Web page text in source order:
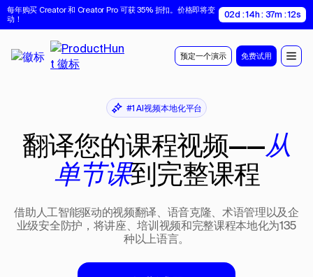
每年购买 Creator 和 Creator Pro 可获 35% 折扣。价格即将变
动！
02d : 14h : 37m : 11s
预定一个演示 免费试用
#1 AI视频本地化平台
翻译您的课程视频——从
单节课到完整课程
借助人工智能驱动的视频翻译、语音克隆、术语管理以及企
业级安全防护，将讲座、培训视频和完整课程本地化为135
种以上语言。